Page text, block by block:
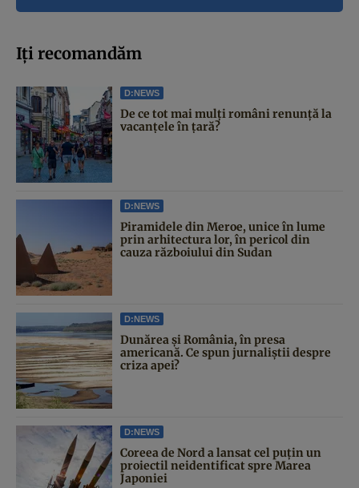
Iți recomandăm
D:NEWS
De ce tot mai mulți români renunță la
vacanțele în țară?
D:NEWS
Piramidele din Meroe, unice în lume
prin arhitectura lor, în pericol din
cauza războiului din Sudan
D:NEWS
Dunărea și România, în presa
americană. Ce spun jurnaliștii despre
criza apei?
D:NEWS
Coreea de Nord a lansat cel puțin un
proiectil neidentificat spre Marea
Japoniei